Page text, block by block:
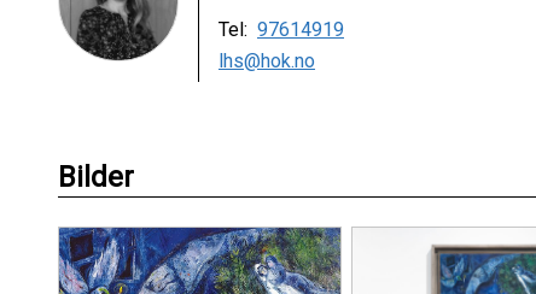
Tel: 97614919
lhs@hok.no
Bilder